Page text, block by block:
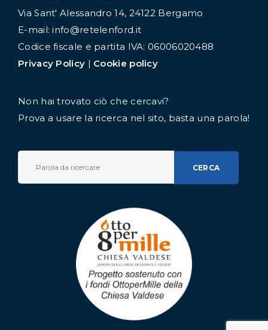
Via Sant' Alessandro 14, 24122 Bergamo
E-mail: info@retelenford.it
Codice fiscale e partita IVA: 06006020488
Privacy Policy | Cookie policy
Non hai trovato ciò che cercavi?
Prova a usare la ricerca nel sito, basta una parola!
CERCA